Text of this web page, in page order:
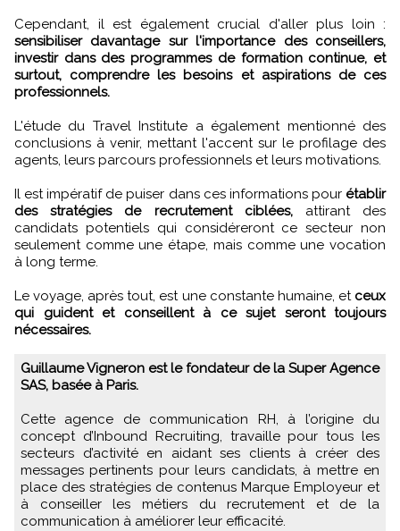
Cependant, il est également crucial d'aller plus loin :
sensibiliser davantage sur l'importance des conseillers,
investir dans des programmes de formation continue, et
surtout, comprendre les besoins et aspirations de ces
professionnels.
L'étude du Travel Institute a également mentionné des
conclusions à venir, mettant l'accent sur le profilage des
agents, leurs parcours professionnels et leurs motivations.
Il est impératif de puiser dans ces informations pour établir
des stratégies de recrutement ciblées,attirant des
candidats potentiels qui considéreront ce secteur non
seulement comme une étape, mais comme une vocation
à long terme.
Le voyage, après tout, est une constante humaine, et ceux
qui guident et conseillent à ce sujet seront toujours
nécessaires.
Guillaume Vigneron est le fondateur de la Super Agence
SAS, basée à Paris.
Cette agence de communication RH, à l’origine du
concept d’Inbound Recruiting, travaille pour tous les
secteurs d’activité en aidant ses clients à créer des
messages pertinents pour leurs candidats, à mettre en
place des stratégies de contenus Marque Employeur et
à conseiller les métiers du recrutement et de la
communication à améliorer leur efficacité.